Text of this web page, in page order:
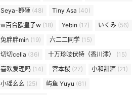
Seya-狮砸 (48) Tiny Asa (40)
w百合欧皇子w (18) Yebin (17) いくみ (56)
兔胖胖min (19) 六二二同学 (15)
切切celia (36) 十万珍吱伏特（香川澪）
(15)
喜欢爱理吗 (14) 宮本桜 (27) 小和甜酒 (21)
小瑶幺幺 (25) 屿鱼 Yuyu (61)